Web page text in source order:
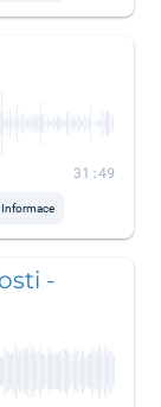
31:49
Informace
-